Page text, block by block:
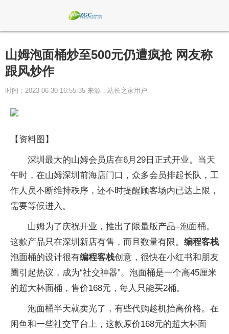
山姆泡面桶炒至500元仍遭疯抢 网友称
跟风炒作
时间：2023-06-30 16:55:35 来源：站长之家用户
【资料图】
深圳最大的山姆会员店在6月29日正式开业。当天
午时，在山姆深圳前海店门口，众多会员排起长队，工
作人员不断维持秩序，还不时提醒顾客场内已达上限，
需要等候进入。
山姆为了庆祝开业，推出了限量版产品–泡面桶。
这款产品只在深圳新店有售，而且数量有限。 编程客栈
泡面桶的设计很有编程客栈创意，很快在小红书和朋友
圈引起热议，成为“社交神器”。泡面桶是一个高45厘米
的超大杯面桶，售价168元，每人只能买2桶。
泡面桶半天就卖光了，有些代购趁机抬高价格。在
闲鱼和一些社交平台上，这款原价168元的超大杯面